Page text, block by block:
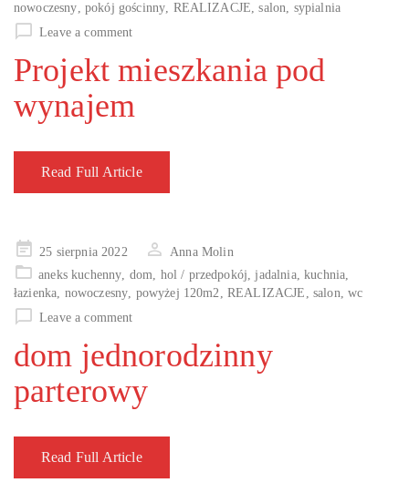
nowoczesny, pokój gościnny, REALIZACJE,salon, sypialnia
Leave a comment
Projekt mieszkania pod
wynajem
Read Full Article
Posted
on
25 sierpnia 2022
Anna Molin
aneks kuchenny, dom, hol / przedpokój,jadalnia,kuchnia,
łazienka, nowoczesny, powyżej 120m2, REALIZACJE , salon,wc
Leave a comment
dom jednorodzinny
parterowy
Read Full Article